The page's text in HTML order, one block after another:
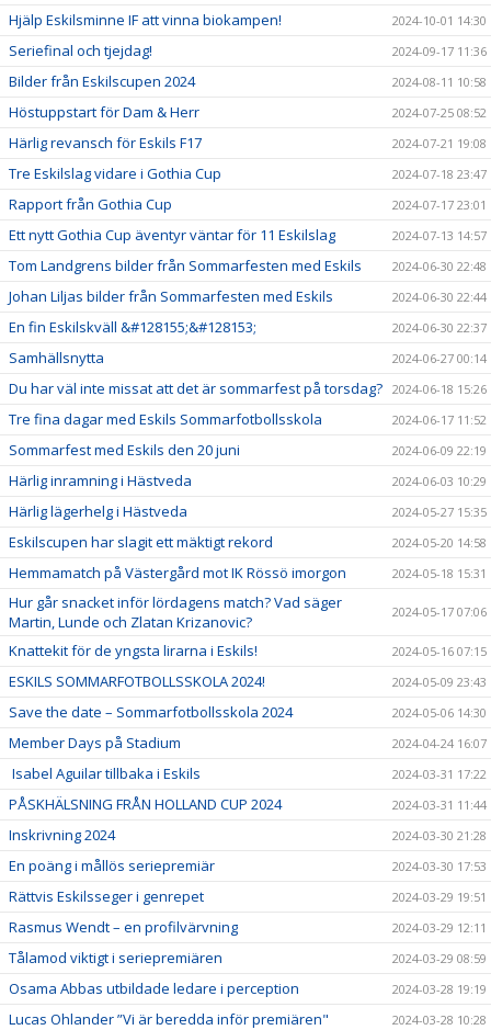
Hjälp Eskilsminne IF att vinna biokampen! 2024-10-01 14:30
Seriefinal och tjejdag! 2024-09-17 11:36
Bilder från Eskilscupen 2024 2024-08-11 10:58
Höstuppstart för Dam & Herr 2024-07-25 08:52
Härlig revansch för Eskils F17 2024-07-21 19:08
Tre Eskilslag vidare i Gothia Cup 2024-07-18 23:47
Rapport från Gothia Cup 2024-07-17 23:01
Ett nytt Gothia Cup äventyr väntar för 11 Eskilslag 2024-07-13 14:57
Tom Landgrens bilder från Sommarfesten med Eskils 2024-06-30 22:48
Johan Liljas bilder från Sommarfesten med Eskils 2024-06-30 22:44
En fin Eskilskväll &#128155;&#128153; 2024-06-30 22:37
Samhällsnytta 2024-06-27 00:14
Du har väl inte missat att det är sommarfest på torsdag? 2024-06-18 15:26
Tre fina dagar med Eskils Sommarfotbollsskola 2024-06-17 11:52
Sommarfest med Eskils den 20 juni 2024-06-09 22:19
Härlig inramning i Hästveda 2024-06-03 10:29
Härlig lägerhelg i Hästveda 2024-05-27 15:35
Eskilscupen har slagit ett mäktigt rekord 2024-05-20 14:58
Hemmamatch på Västergård mot IK Rössö imorgon 2024-05-18 15:31
Hur går snacket inför lördagens match? Vad säger
Martin, Lunde och Zlatan Krizanovic?
2024-05-17 07:06
Knattekit för de yngsta lirarna i Eskils! 2024-05-16 07:15
ESKILS SOMMARFOTBOLLSSKOLA 2024! 2024-05-09 23:43
Save the date – Sommarfotbollsskola 2024 2024-05-06 14:30
Member Days på Stadium 2024-04-24 16:07
Isabel Aguilar tillbaka i Eskils 2024-03-31 17:22
PÅSKHÄLSNING FRÅN HOLLAND CUP 2024 2024-03-31 11:44
Inskrivning 2024 2024-03-30 21:28
En poäng i mållös seriepremiär 2024-03-30 17:53
Rättvis Eskilsseger i genrepet 2024-03-29 19:51
Rasmus Wendt – en profilvärvning 2024-03-29 12:11
Tålamod viktigt i seriepremiären 2024-03-29 08:59
Osama Abbas utbildade ledare i perception 2024-03-28 19:19
Lucas Ohlander ”Vi är beredda inför premiären" 2024-03-28 10:28